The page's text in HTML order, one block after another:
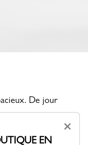
De jour
XTRA se décline,
votre vestiaire. Sa
×
EN